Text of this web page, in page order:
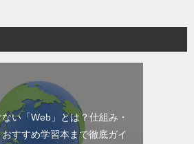
い「Web」とは？仕組み・
すすめ学習本まで徹底ガイ